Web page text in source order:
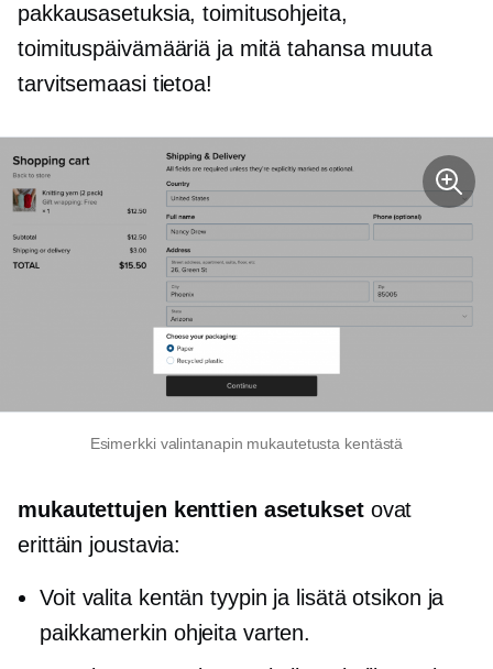
pakkausasetuksia, toimitusohjeita,
toimituspäivämääriä ja mitä tahansa muuta
tarvitsemaasi tietoa!
Esimerkki valintanapin mukautetusta kentästä
mukautettujen kenttien asetuksetovat
erittäin joustavia:
Voit valita kentän tyypin ja lisätä otsikon ja
paikkamerkin ohjeita varten.